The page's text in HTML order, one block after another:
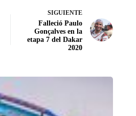
SIGUIENTE
Falleció Paulo
Gonçalves en la
etapa 7 del Dakar
2020